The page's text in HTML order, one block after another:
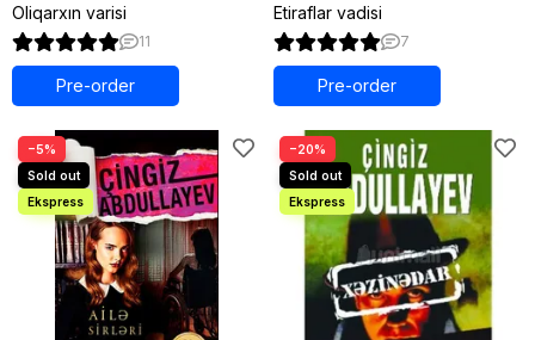
Oliqarxın varisi
11
Pre-order
Etiraflar vadisi
7
Pre-order
−5% −20%